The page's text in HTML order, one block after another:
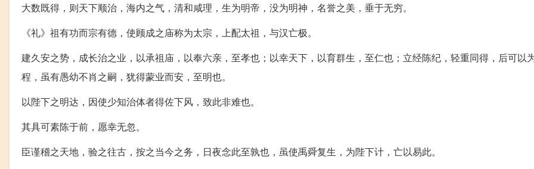
大数既得，则天下顺治，海内之气，清和咸理，生为明帝，没为明神，名誉之美，垂于无穷。
《礼》祖有功而宗有德，使顾成之庙称为太宗，上配太祖，与汉亡极。
建久安之势，成长治之业，以承祖庙，以奉六亲，至孝也；以幸天下，以育群生，至仁也；立经陈纪，轻重同得，后可以
程，虽有愚幼不肖之嗣，犹得蒙业而安，至明也。
以陛下之明达，因使少知治体者得佐下风，致此非难也。
其具可素陈于前，愿幸无忽。
臣谨稽之天地，验之往古，按之当今之务，日夜念此至孰也，虽使禹舜复生，为陛下计，亡以易此。